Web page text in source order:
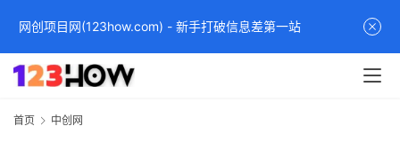
首页 中创网
网创项目网(123how.com) - 新手打破信息差第一站